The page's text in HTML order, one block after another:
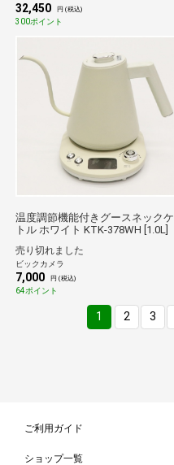
32,450 円 (税込)
300ポイント
温度調節機能付きグースネックケ
トル ホワイト KTK-378WH [1.0L]
売り切れました
ビックカメラ
7,000 円 (税込)
64ポイント
1 2 3
ご利用ガイド
ショップ一覧